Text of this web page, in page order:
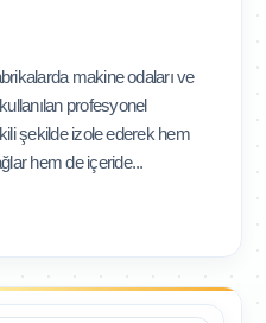
makine odaları ve
profesyonel
şekilde izole ederek hem
hem de içeride...